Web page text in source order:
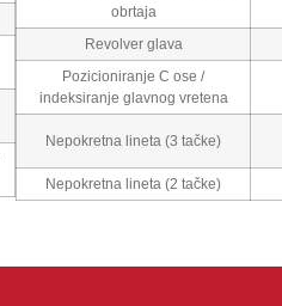
obrtaja
Revolver glava
Pozicioniranje C ose /
indeksiranje glavnog vretena
Nepokretna lineta (3 tačke)
Nepokretna lineta (2 tačke)